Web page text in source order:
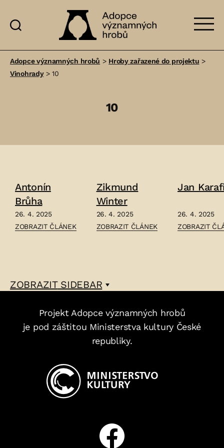
významných
Adopce významných hrobů > Hroby zařazené do projektu >
Vinohrady>10
10
Antonín
Brůha
26. 4. 2025
ČLÁNEK:
ZOBRAZIT ČLÁNEK
Zikmund
Winter
26. 4. 2025
ČLÁNEK:
ZOBRAZIT ČLÁNEK
Jan
26. 4. 2025
ČLÁNEK:
ZOBRAZIT
ZOBRAZITSIDEBAR
Projekt Adopce významných hrobů
je pod záštitou Ministerstva kultury České
republiky.
Facebook